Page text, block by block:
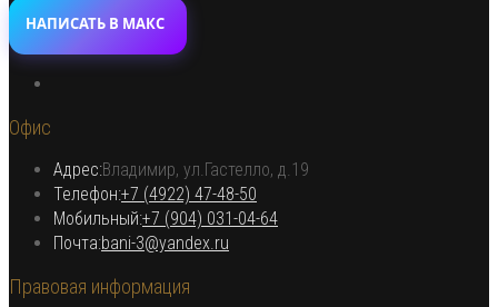
НАПИСАТЬ В МАКС
Офис
Адрес:Владимир, ул.Гастелло, д.19
Телефон:+7 (4922) 47-48-50
Мобильный:+7 (904) 031-04-64Откроется
Почта:bani-3@yandex.ru
Правовая информация